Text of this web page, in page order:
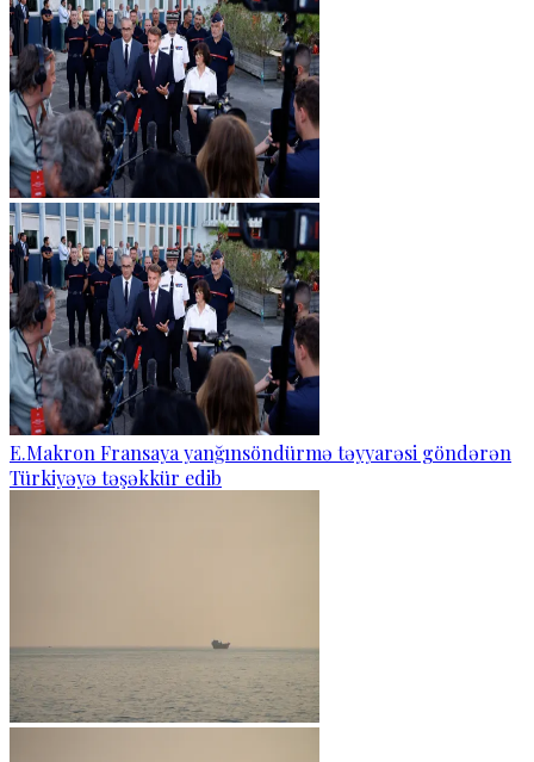
E.Makron Fransaya yanğınsöndürmə təyyarəsi göndərən
Türkiyəyə təşəkkür edib